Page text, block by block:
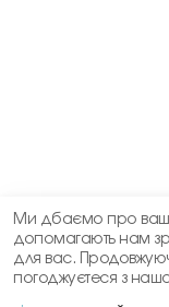
Ми дбаємо про ваш
допомагають нам
для вас.
погоджуєтеся з